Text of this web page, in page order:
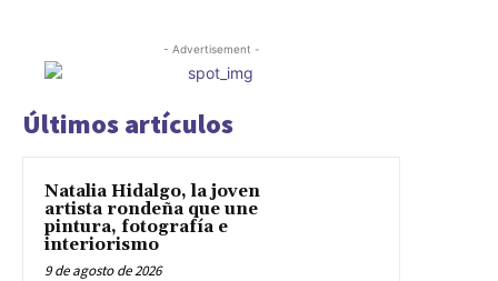
- Advertisement -
Últimos artículos
Natalia Hidalgo, la joven
artista rondeña que une
pintura, fotografía e
interiorismo
9 de agosto de 2026